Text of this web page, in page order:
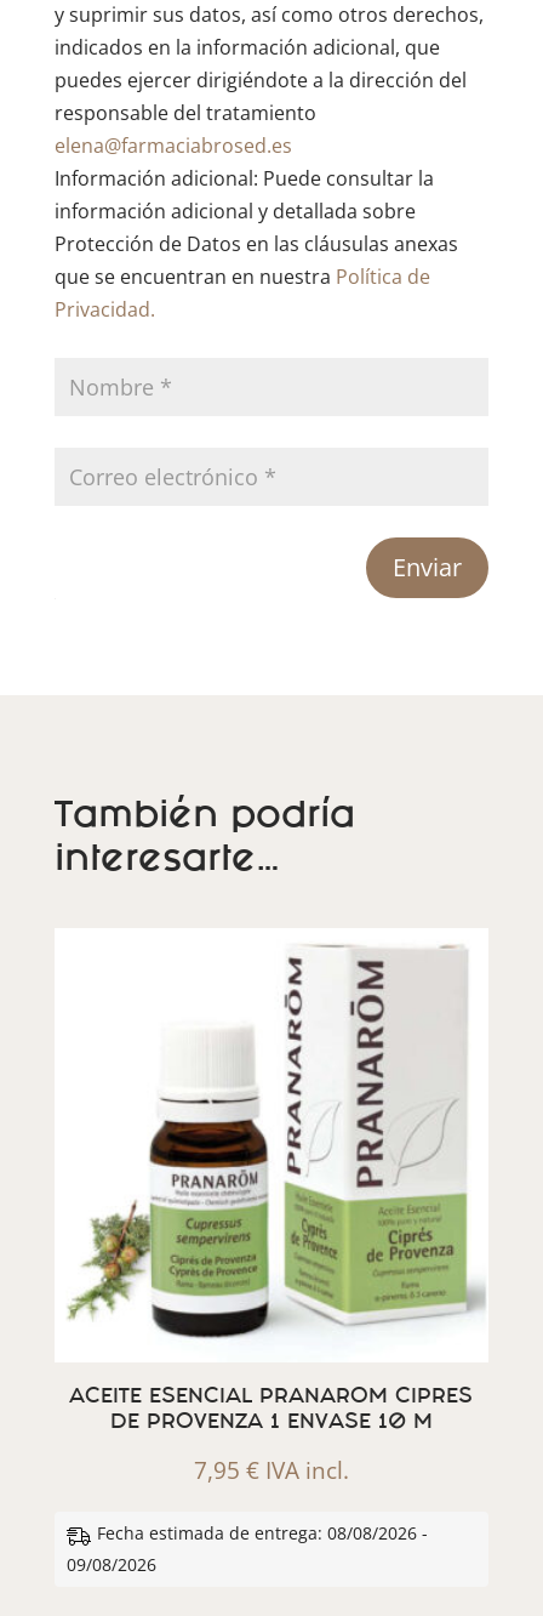
y suprimir sus datos, así como otros derechos,
indicados en la información adicional, que
puedes ejercer dirigiéndote a la dirección del
responsable del tratamiento
elena@farmaciabrosed.es
Información adicional: Puede consultar la
información adicional y detallada sobre
Protección de Datos en las cláusulas anexas
que se encuentran en nuestra Política de
Privacidad.
Enviar
También podría
interesarte…
ACEITE ESENCIAL PRANAROM CIPRES
DE PROVENZA 1 ENVASE 10 M
7,95 € IVA incl.
Fecha estimada de entrega: 08/08/2026 -
09/08/2026